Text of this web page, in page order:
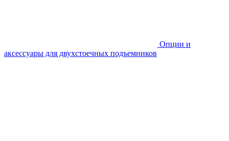
Опции и
аксессуары для двухстоечных подъемников